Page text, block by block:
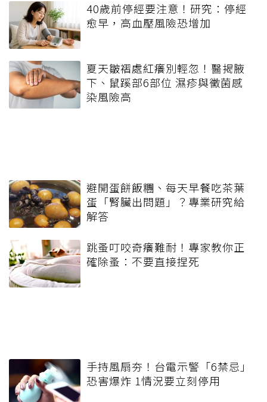
40歲前停經要注意！研究：停經
愈早，高血壓風險恐增加
夏天皺褶處紅癢別輕忽！醫揭腋
下、鼠蹊部6部位 濕疹與黴菌感
染風險高
避開蛋餅飯糰、每天早餐吃茶葉
蛋「腎臟出問題」？專業研究給
解答
跳蚤叮咬奇癢難耐！專家教你正
確除蚤：不要直接捏死
手持風扇夯！台電示警「6禁忌」
恐害爆炸 1情況要立刻停用